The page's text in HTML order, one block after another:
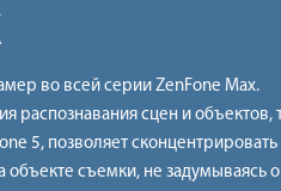
во всей серии ZenFone Max.
распознавания сцен и объектов,
5, позволяет сконцентрировать
съемки, не задумываясь о